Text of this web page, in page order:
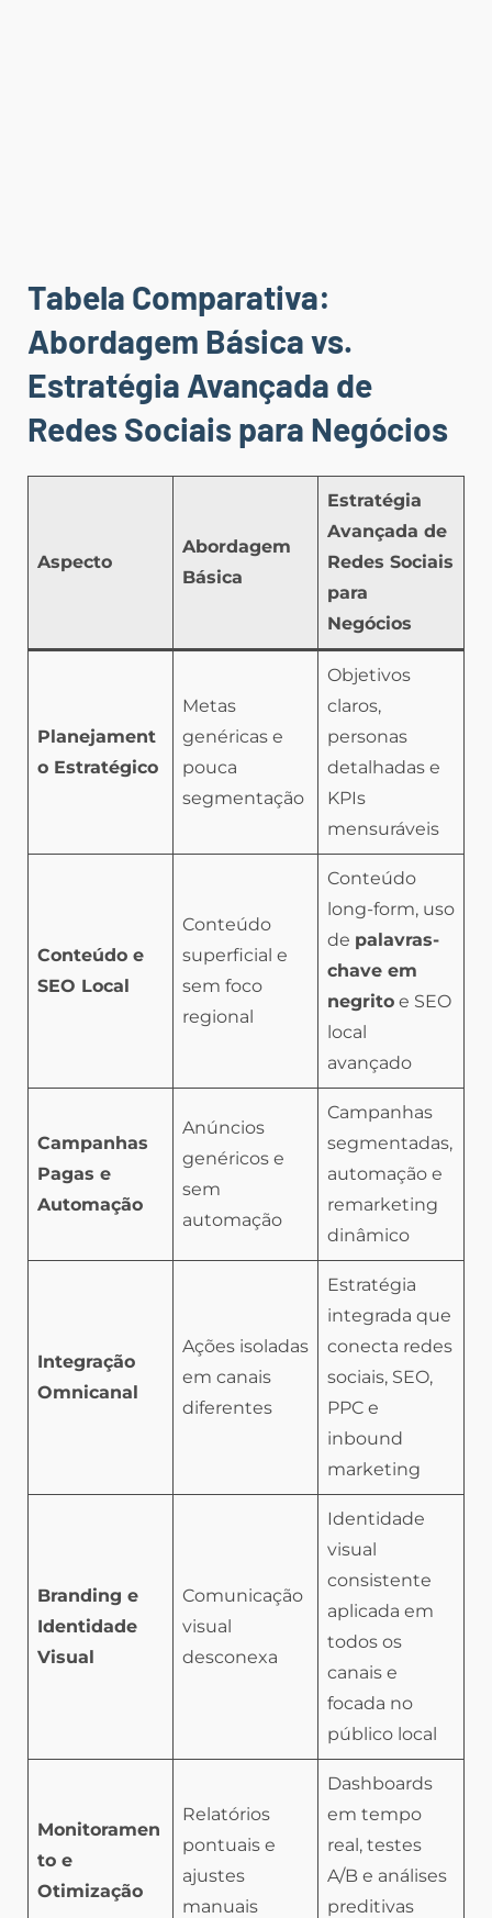
Tabela Comparativa:
Abordagem Básica vs.
Estratégia Avançada de
Redes Sociais para Negócios
Aspecto
Abordagem
Básica
Estratégia
Avançada de
Redes Sociais
para
Negócios
Planejament
o Estratégico
Metas
genéricas e
pouca
segmentação
Objetivos
claros,
personas
detalhadas e
KPIs
mensuráveis
Conteúdo e
SEO Local
Conteúdo
superficial e
sem foco
regional
Conteúdo
long-form, uso
de palavras-
chave em
negrito e SEO
local
avançado
Campanhas
Pagas e
Automação
Anúncios
genéricos e
sem
automação
Campanhas
segmentadas,
automação e
remarketing
dinâmico
Integração
Omnicanal
Ações isoladas
em canais
diferentes
Estratégia
integrada que
conecta redes
sociais, SEO,
PPC e
inbound
marketing
Branding e
Identidade
Visual
Comunicação
visual
desconexa
Identidade
visual
consistente
aplicada em
todos os
canais e
focada no
público local
Monitoramen
to e
Otimização
Relatórios
pontuais e
ajustes
manuais
Dashboards
em tempo
real, testes
A/B e análises
preditivas